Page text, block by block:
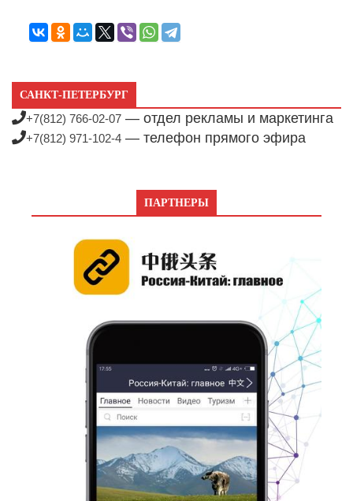
САНКТ-ПЕТЕРБУРГ
+7(812) 766-02-07 — отдел рекламы и маркетинга
+7(812) 971-102-4 — телефон прямого эфира
ПАРТНЕРЫ